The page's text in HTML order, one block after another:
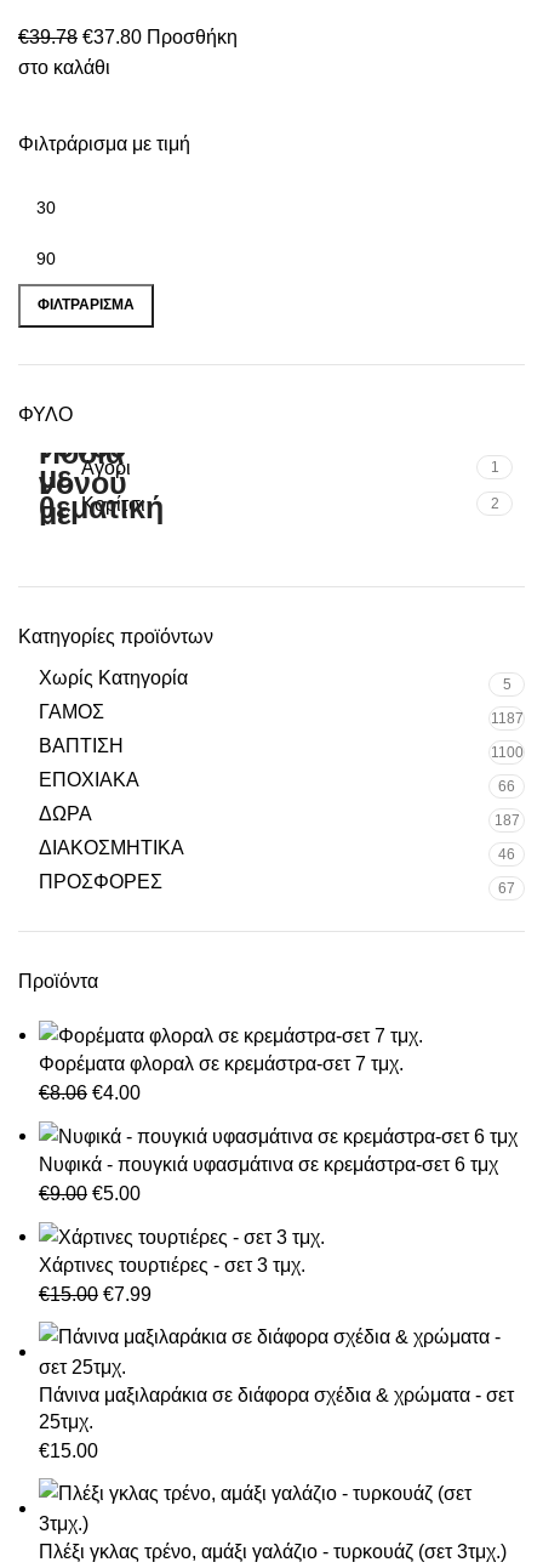
Φιλτράρισμα με τιμή
Ελάχιστη
τιμή
Μέγιστη
τιμήΦΙΛΤΡΆΡΙΣΜΑ
ΦΥΛΟ
Αγόρι 1
Κορίτσι 2
Κατηγορίες προϊόντων
Χωρίς Κατηγορία
5
ΓΑΜΟΣ 1187
ΒΑΠΤΙΣΗ 1100
ΕΠΟΧΙΑΚΑ 66
ΔΩΡΑ 187
ΔΙΑΚΟΣΜΗΤΙΚΑ 46
ΠΡΟΣΦΟΡΕΣ 67
Προϊόντα
Φορέματα φλοραλ σε κρεμάστρα-σετ 7 τμχ.
€8.06 Original
was:
€8.06.
€4.00Η
Νυφικά - πουγκιά υφασμάτινα σε κρεμάστρα-σετ 6 τμχ
€9.00 Original
was:
€9.00.
€5.00Η
τιμή
είναι:
Χάρτινες τουρτιέρες - σετ 3 τμχ.
€15.00 Original
was:
€15.00.
€7.99Η
τρέχουσα
τιμή
είναι:
Πάνινα μαξιλαράκια σε διάφορα σχέδια & χρώματα - σετ
25τμχ.
€15.00
Πλέξι γκλας τρένο, αμάξι γαλάζιο - τυρκουάζ (σετ 3τμχ.)
€39.78 Original
price
€37.80Η
€37.80.
Προσθήκη
στο καλάθι